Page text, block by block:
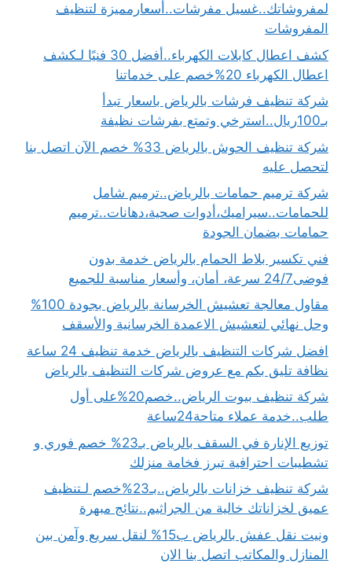
لمفروشاتك..غسيل مفرشات..أسعارمميزة لتنظيف
المفروشات
كشف اعطال كابلات الكهرباء..أفضل 30 فنيًا لـكشف
اعطال الكهرباء 20%خصم على خدماتنا
شركة تنظيف فرشات بالرياض باسعار تبدأ
بـ100ريال..استرخي وتمتع بفرشات نظيفة
شركة تنظيف الحوش بالرياض 33% خصم الآن اتصل بنا
لتحصل عليه
شركة ترميم حمامات بالرياض..ترميم شامل
للحمامات..سيراميك،أدوات صحية،دهانات..ترميم
حمامات بضمان الجودة
فني تكسير بلاط الحمام بالرياض خدمة بدون
فوضى24/7 سرعة، أمان، وأسعار مناسبة للجميع
مقاول معالجة تعشيش الخرسانة بالرياض بجودة 100%
وحل نهائي لتعشيش الاعمدة الخرسانية والأسقف
افضل شركات التنظيف بالرياض خدمة تنظيف 24 ساعة
نظافة تليق بكم مع عروض شركات التنظيف بالرياض
شركة تنظيف بيوت الرياض..خصم20%على أول
طلب..خدمة عملاء متاحة24ساعة
توزيع الإنارة في السقف بالرياض بـ23% خصم فوري و
تشطيبات احترافية تبرز فخامة منزلك
شركة تنظيف خزانات بالرياض..بـ23%خصم لـتنظيف
عميق لخزاناتك خالية من الجراثيم..نتائج مبهرة
ونيت نقل عفش بالرياض ب15% لنقل سريع وآمن بين
المنازل والمكاتب اتصل بنا الان